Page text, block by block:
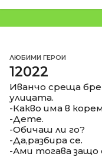
ЛЮБИМИ ГЕРОИ
12022
Иванчо среща
улицата.
-Какво има в
-Дете.
-Обичаш ли го?
-Да,разбира се.
-Ами тогава защо